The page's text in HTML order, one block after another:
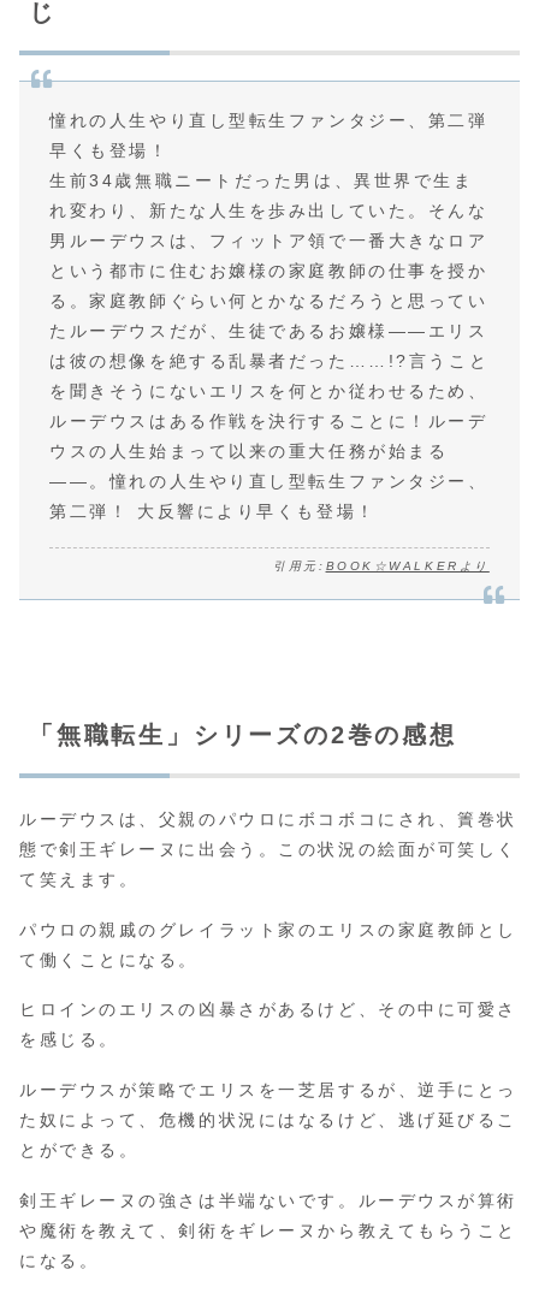
じ
憧れの人生やり直し型転生ファンタジー、第二弾
早くも登場！
生前34歳無職ニートだった男は、異世界で生ま
れ変わり、新たな人生を歩み出していた。そんな
男ルーデウスは、フィットア領で一番大きなロア
という都市に住むお嬢様の家庭教師の仕事を授か
る。家庭教師ぐらい何とかなるだろうと思ってい
たルーデウスだが、生徒であるお嬢様――エリス
は彼の想像を絶する乱暴者だった……!?言うこと
を聞きそうにないエリスを何とか従わせるため、
ルーデウスはある作戦を決行することに！ルーデ
ウスの人生始まって以来の重大任務が始まる
――。憧れの人生やり直し型転生ファンタジー、
第二弾！ 大反響により早くも登場！
引用元: BOOK☆WALKERより
「無職転生」シリーズの2巻の感想
ルーデウスは、父親のパウロにボコボコにされ、簀巻状
態で剣王ギレーヌに出会う。この状況の絵面が可笑しく
て笑えます。
パウロの親戚のグレイラット家のエリスの家庭教師とし
て働くことになる。
ヒロインのエリスの凶暴さがあるけど、その中に可愛さ
を感じる。
ルーデウスが策略でエリスを一芝居するが、逆手にとっ
た奴によって、危機的状況にはなるけど、逃げ延びるこ
とができる。
剣王ギレーヌの強さは半端ないです。ルーデウスが算術
や魔術を教えて、剣術をギレーヌから教えてもらうこと
になる。